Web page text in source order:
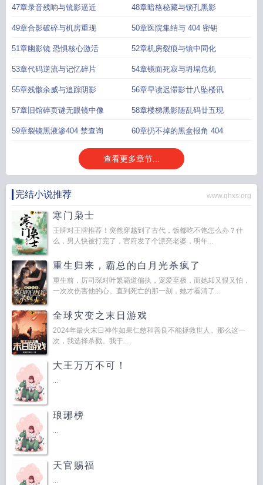
47章录音残响与镜影逼近 48章暗格秘藏与锁孔黑影
49章合影破碎与机房重现 50章医院集结与 404 密钥
51章幽影镜 恐惧核心激活 52章机房裂痕与镜中同化
53章代码逆流与记忆碎片 54章镜面死寂与坍塌危机
55章残骸余威与追踪阴影 56章早读迟滞影廿八坠楼讯
57章旧馆碎页谜无眼镜中像 58章楼梯黑影随乱码廿五现
59章裂镜黑液渗404 禁查询 60章扔不掉的黑盒报角 404
查看更多章节...
完结小说推荐 www.qhxs.org
寒门枭士
王牌对王牌推荐！突然穿越到了古代，饭都吃不饱怎么办？什
么，男人快被打完了，官府发了个漂亮老婆，明年...
重生归来，霸总的白月光杀疯了
重生前，厉司琛对叶繁霸道偏执，宠爱至极，而她却又恨又怕，
一次次伤害他的心。直到死亡的那一刻，她才看清了...
全球灾变之末日游戏
2024年最火末日神作如果仁慈和善良不能拯救世人。那么这一
次，我选择杀戮。我于...
大王万万不可！
...
琅琊榜
...
天官赐福
...